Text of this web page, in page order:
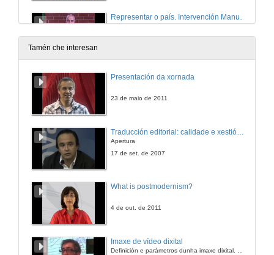
11 de abr. de 2014
Outras cartografías no espazo lusófono.
Tamén che interesan
Presentación da xornada
23 de maio de 2011
Apertura
17 de set. de 2007
What is postmodernism?
4 de out. de 2011
Imaxe de vídeo dixital
Definición e parámetros dunha imaxe dixital. Resolución e Aspecto. Profundidade da cor. Compresión. Frame por segundo. Entrelazado. Campos, cadros